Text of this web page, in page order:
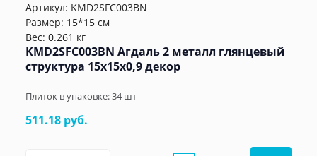
Артикул: KMD2SFC003BN
Размер: 15*15 см
Вес: 0.261 кг
KMD2SFC003BN Агдаль 2 металл глянцевый
структура 15x15x0,9 декор
Плиток в упаковке:34шт
511.18 руб.